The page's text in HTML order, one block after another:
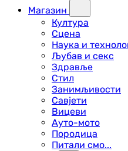
Магазин
Култура
Сцена
Наука и
Љубав и секс
Здравље
Стил
Занимљивости
Савјети
Вицеви
Ауто-мото
Породица
Питали смо...